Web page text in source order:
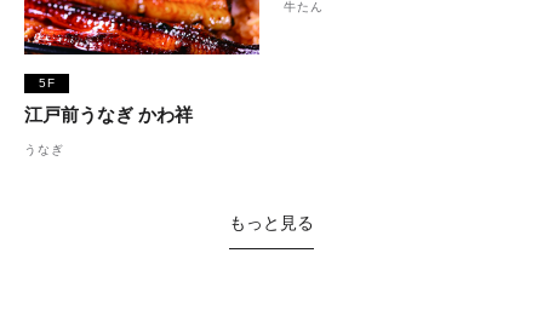
5F
江戸前うなぎ かわ祥
うなぎ
牛たん
もっと見る